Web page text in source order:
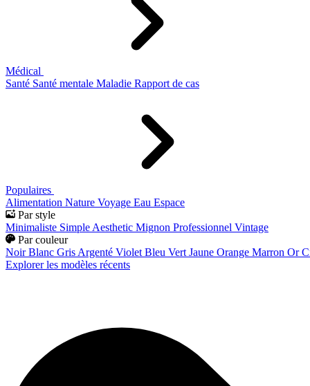
Médical
Santé Santé mentale Maladie Rapport de cas
Populaires
Alimentation Nature Voyage Eau Espace
Par style
Minimaliste Simple Aesthetic Mignon Professionnel Vintage
Par couleur
Noir Blanc Gris Argenté Violet Bleu Vert Jaune Orange Marron Or
Explorer les modèles récents